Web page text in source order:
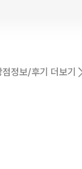
점정보/후기 더보기